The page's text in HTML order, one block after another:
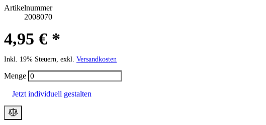
Artikelnummer
2008070
4,95 € *
Inkl. 19% Steuern, exkl. Versandkosten
Menge
Jetzt individuell gestalten